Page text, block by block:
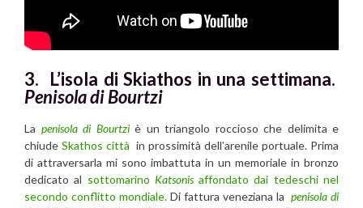
3. L’isola di Skiathos in una settimana.
Penisola di Bourtzi
La penisola di Bourtziè un triangolo roccioso che delimita e
chiude Skathos città in prossimità dell’arenile portuale. Prima
di attraversarla mi sono imbattuta in un memoriale in bronzo
dedicato al sottomarino Katsonisaffondato dai tedeschi nel
secondo conflitto mondiale. Di fattura veneziana la penisola di